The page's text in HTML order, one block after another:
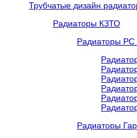
Трубчатые дизайн
Радиаторы КЗТО
Радиаторы
Радиаторы